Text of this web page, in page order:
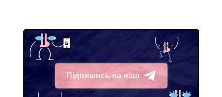
Підпишись на наш
Telegram